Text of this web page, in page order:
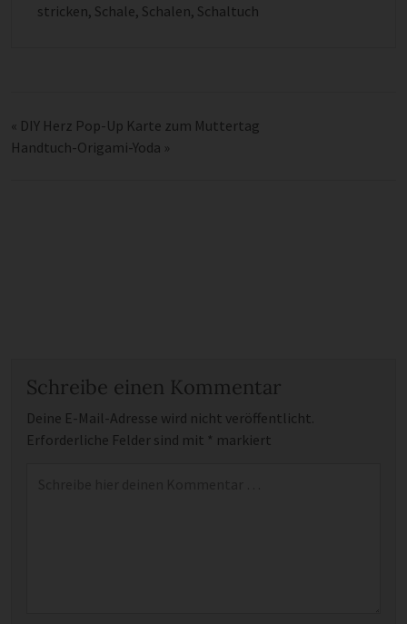
stricken, Schale, Schalen, Schaltuch
« DIY Herz Pop-Up Karte zum Muttertag
Handtuch-Origami-Yoda »
Schreibe einen Kommentar
Deine E-Mail-Adresse wird nicht veröffentlicht.
Erforderliche Felder sind mit * markiert